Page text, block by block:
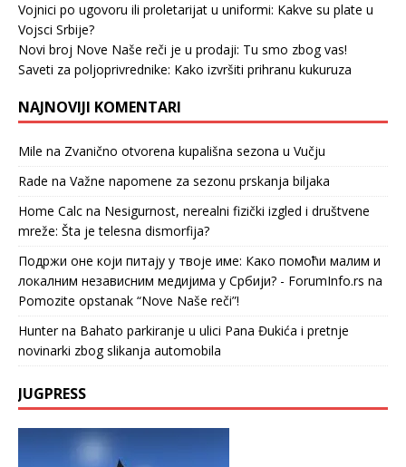
Vojnici po ugovoru ili proletarijat u uniformi: Kakve su plate u
Vojsci Srbije?
Novi broj Nove Naše reči je u prodaji: Tu smo zbog vas!
Saveti za poljoprivrednike: Kako izvršiti prihranu kukuruza
NAJNOVIJI KOMENTARI
Mile na Zvanično otvorena kupališna sezona u Vučju
Rade na Važne napomene za sezonu prskanja biljaka
Home Calc na Nesigurnost, nerealni fizički izgled i društvene
mreže: Šta je telesna dismorfija?
Подржи оне који питају у твоје име: Како помоћи малим и
локалним независним медијима у Србији? - ForumInfo.rs na
Pomozite opstanak “Nove Naše reči”!
Hunterna Bahato parkiranje u ulici Pana Đukića i pretnje
novinarki zbog slikanja automobila
JUGPRESS